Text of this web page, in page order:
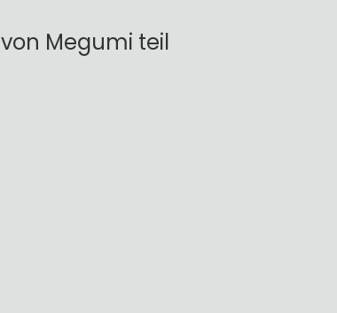
Megumi teil